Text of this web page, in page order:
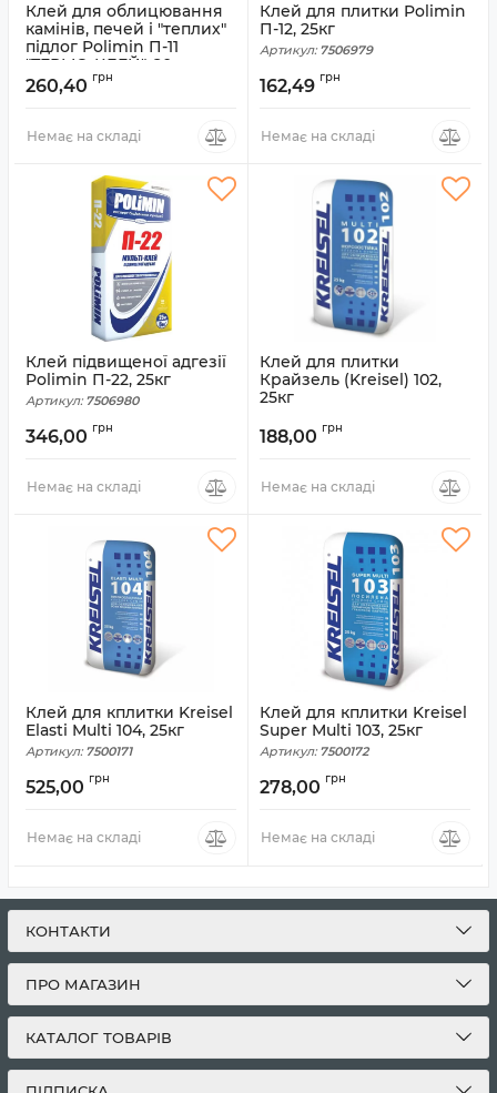
Клей для облицювання
камінів, печей і "теплих"
підлог Polimin П-11
"ТЕРМО-КЛЕЙ", 20кг
Артикул: 7506978
260,40 грн
Немає на складі
Клей для плитки Polimin
П-12, 25кг
Артикул: 7506979
162,49 грн
Немає на складі
Клей підвищеної адгезії
Polimin П-22, 25кг
Артикул: 7506980
346,00 грн
Немає на складі
Клей для плитки
Крайзель (Kreisel) 102,
25кг
188,00 грн
Немає на складі
Клей для кплитки Kreisel
Elasti Multi 104, 25кг
Артикул: 7500171
525,00 грн
Немає на складі
Клей для кплитки Kreisel
Super Multi 103, 25кг
Артикул: 7500172
278,00 грн
Немає на складі
КОНТАКТИ
ПРО МАГАЗИН
КАТАЛОГ ТОВАРІВ